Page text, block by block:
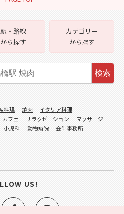
駅・路線
から探す
カテゴリー
から探す
検索
料理 焼肉
イタリア料理
カフェ リラクゼーション
マッサージ
小児科 動物病院
会計事務所
US!